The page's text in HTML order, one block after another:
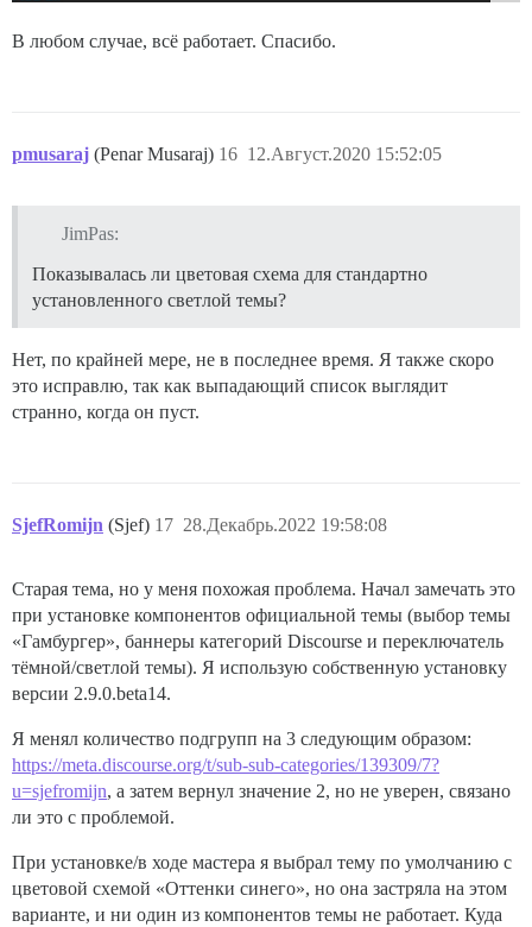
В любом случае, всё работает. Спасибо.
pmusaraj (Penar Musaraj) 12.Август.2020 15:52:05
16
JimPas:
Показывалась ли цветовая схема для стандартно
установленного светлой темы?
Нет, по крайней мере, не в последнее время. Я также скоро
это исправлю, так как выпадающий список выглядит
странно, когда он пуст.
SjefRomijn (Sjef) 28.Декабрь.2022 19:58:08
17
Старая тема, но у меня похожая проблема. Начал замечать это
при установке компонентов официальной темы (выбор темы
«Гамбургер», баннеры категорий Discourse и переключатель
тёмной/светлой темы). Я использую собственную установку
версии 2.9.0.beta14.
Я менял количество подгрупп на 3 следующим образом:
https://meta.discourse.org/t/sub-sub-categories/139309/7?
u=sjefromijn, а затем вернул значение 2, но не уверен, связано
ли это с проблемой.
При установке/в ходе мастера я выбрал тему по умолчанию с
цветовой схемой «Оттенки синего», но она застряла на этом
варианте, и ни один из компонентов темы не работает. Куда